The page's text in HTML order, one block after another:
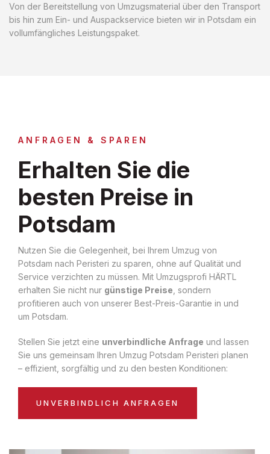
Von der Bereitstellung von Umzugsmaterial über den Transport
bis hin zum Ein- und Auspackservice bieten wir in Potsdam ein
vollumfängliches Leistungspaket.
ANFRAGEN & SPAREN
Erhalten Sie die
besten Preise in
Potsdam
Nutzen Sie die Gelegenheit, bei Ihrem Umzug von
Potsdam nach Peristeri zu sparen, ohne auf Qualität und
Service verzichten zu müssen. Mit Umzugsprofi HÄRTL
erhalten Sie nicht nur günstige Preise , sondern
profitieren auch von unserer Best-Preis-Garantie in und
um Potsdam.
Stellen Sie jetzt eine unverbindliche Anfrage und lassen
Sie uns gemeinsam Ihren Umzug Potsdam Peristeri planen
– effizient, sorgfältig und zu den besten Konditionen:
UNVERBINDLICH ANFRAGEN